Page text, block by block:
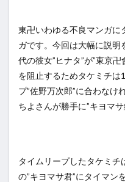
東卍いわゆる不良マンガに
ガです。今回は大幅に説
代の彼女”ヒナタ”が”東京
を阻止するためタケミチは
プ”佐野万次郎”に合わなけ
ちよさんが勝手に”キヨマ
タイムリープしたタケミ
の”キヨマサ君”にタイマン